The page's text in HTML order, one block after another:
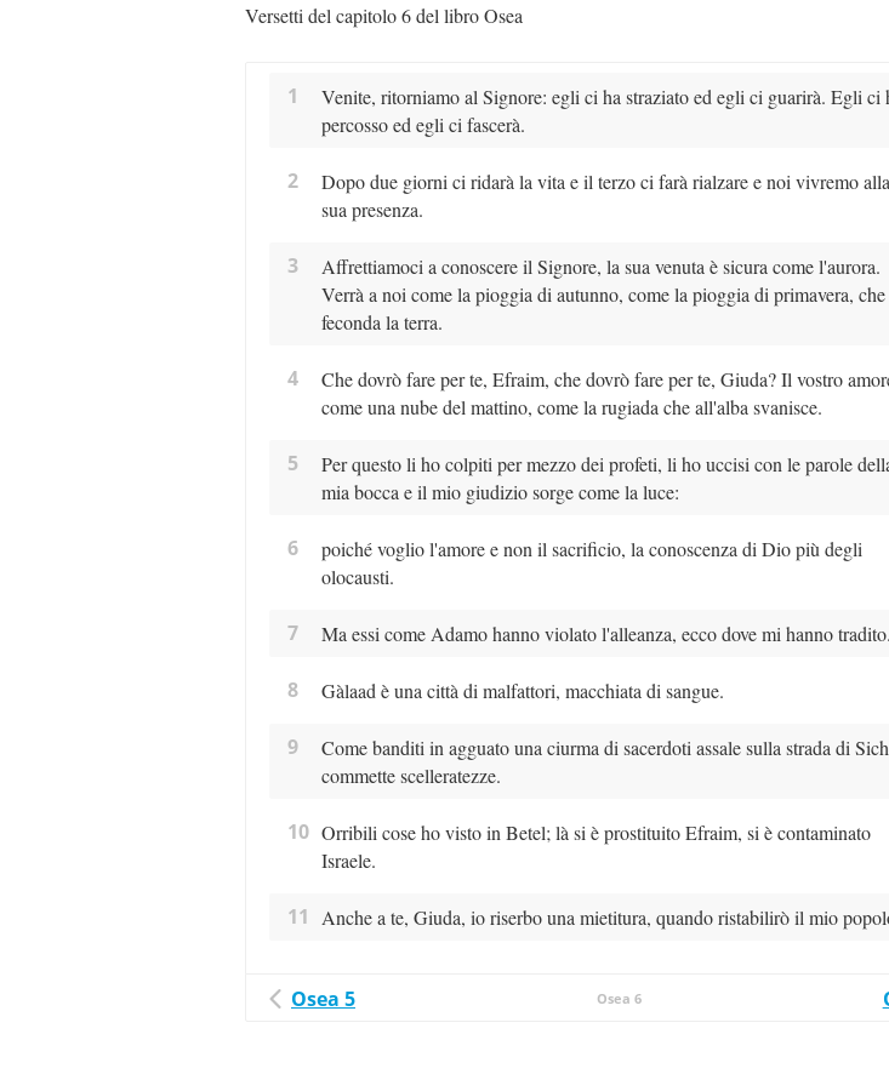
Versetti del capitolo 6 del libro Osea
1
Venite, ritorniamo al Signore: egli ci ha straziato ed egli ci guarirà. Egli ci
percosso ed egli ci fascerà.
2
Dopo due giorni ci ridarà la vita e il terzo ci farà rialzare e noi vivremo alla
sua presenza.
3
Affrettiamoci a conoscere il Signore, la sua venuta è sicura come l'aurora.
Verrà a noi come la pioggia di autunno, come la pioggia di primavera, che
feconda la terra.
4
Che dovrò fare per te, Efraim, che dovrò fare per te, Giuda? Il vostro
come una nube del mattino, come la rugiada che all'alba svanisce.
5
Per questo li ho colpiti per mezzo dei profeti, li ho uccisi con le parole
mia bocca e il mio giudizio sorge come la luce:
6
poiché voglio l'amore e non il sacrificio, la conoscenza di Dio più degli
olocausti.
7 Ma essi come Adamo hanno violato l'alleanza, ecco dove mi hanno tradito.
8 Gàlaad è una città di malfattori, macchiata di sangue.
9
Come banditi in agguato una ciurma di sacerdoti assale sulla strada di
commette scelleratezze.
10 Orribili cose ho visto in Betel; là si è prostituito Efraim, si è contaminato
Israele.
11 Anche a te, Giuda, io riserbo una mietitura, quando ristabilirò il mio
Osea 5 Osea 6